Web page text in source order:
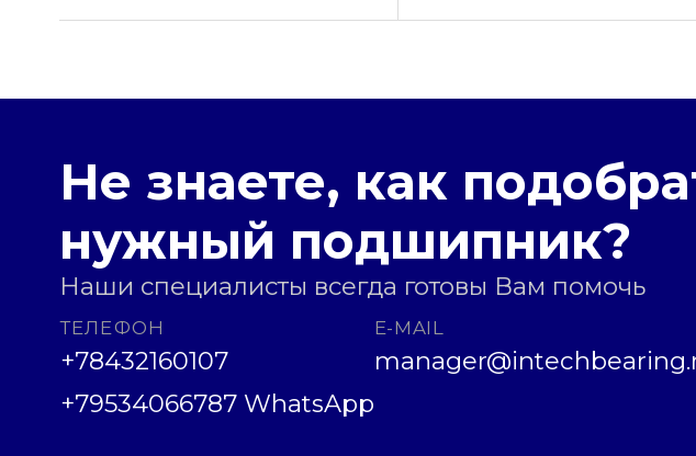
Не знаете, как
нужный подшипник?
Наши специалисты всегда готовы Вам помочь
ТЕЛЕФОН
+78432160107
+79534066787 WhatsApp
E-MAIL